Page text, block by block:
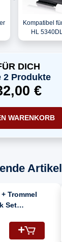
Kompatibel
HL
5340DLG1) /
DICH
2 Produkte
€
WARENKORB
Artikel
Trommel
Set
5340 DL
TN-3280)